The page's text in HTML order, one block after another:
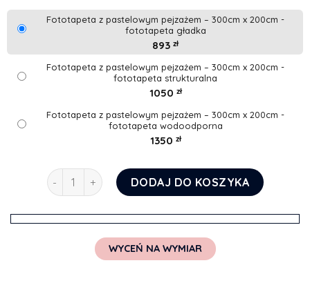
Fototapeta z pastelowym pejzażem – 300cm x 200cm -
fototapeta gładka
893 zł
Fototapeta z pastelowym pejzażem – 300cm x 200cm -
fototapeta strukturalna
1050 zł
Fototapeta z pastelowym pejzażem – 300cm x 200cm -
fototapeta wodoodporna
1350 zł
ilość Fototapeta z pastelowym pejzażem
DODAJ DO KOSZYKA
WYCEŃ NA WYMIAR